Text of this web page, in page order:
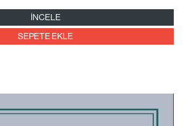
İNCELE
SEPETE EKLE